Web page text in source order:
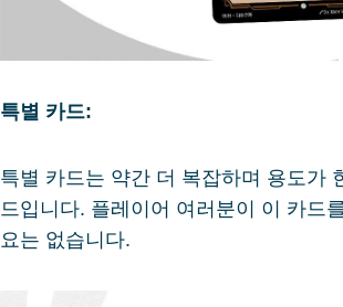
특별 카드:
특별 카드는 약간 더 복잡하며 용도가
드입니다. 플레이어 여러분이 이 카드
요는 없습니다.